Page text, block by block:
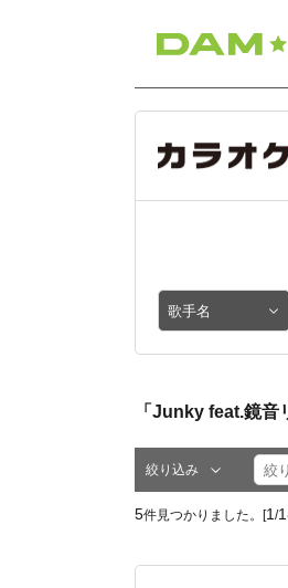
「Junky feat.鏡音
絞り込み
5件見つかりました。[1 /1